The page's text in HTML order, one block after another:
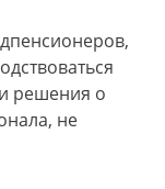
решения о
не